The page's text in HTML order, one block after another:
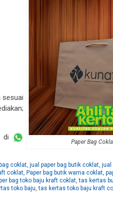
Paper Bag
sesuai
di
coklat,jual paper bag butik coklat,jual
coklat, Paper bag butik warna coklat,
bag toko baju kraft coklat,tas kertas
toko baju,tas kertas toko baju kraft